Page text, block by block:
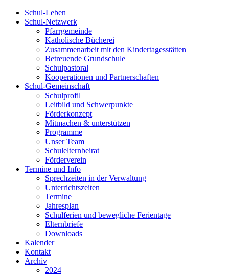
Schul-Leben
Schul-Netzwerk
Pfarrgemeinde
Katholische Bücherei
Zusammenarbeit mit den Kindertagesstätten
Betreuende Grundschule
Schulpastoral
Kooperationen und Partnerschaften
Schul-Gemeinschaft
Schulprofil
Leitbild und Schwerpunkte
Förderkonzept
Mitmachen & unterstützen
Programme
Unser Team
Schulelternbeirat
Förderverein
Termine und Info
Sprechzeiten in der Verwaltung
Unterrichtszeiten
Termine
Jahresplan
Schulferien und bewegliche Ferientage
Elternbriefe
Downloads
Kalender
Kontakt
Archiv
2024